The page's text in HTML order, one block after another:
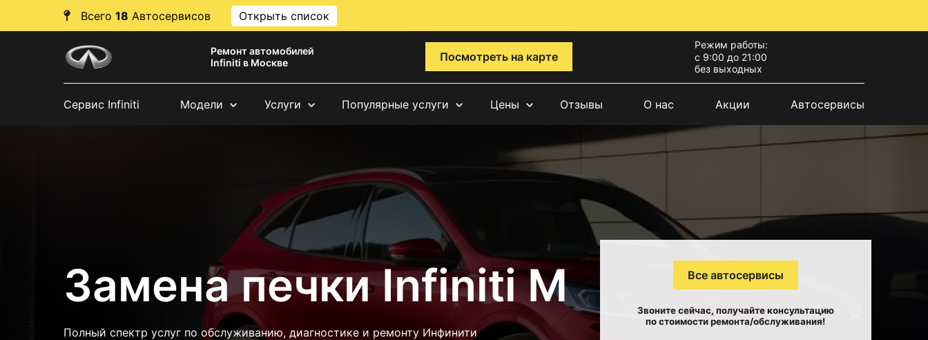
Всего 18 Автосервисов Открыть список
Ремонт автомобилей
Infiniti в Москве
Посмотреть на карте
Режим работы:
с 9:00 до 21:00
без выходных
Сервис Infiniti Модели Услуги Популярные услуги Цены Отзывы О нас Акции Автосервисы
Замена печки Infiniti M
Полный спектр услуг по обслуживанию, диагностике и ремонту Инфинити
Все автосервисы
Звоните сейчас, получайте консультацию
по стоимости ремонта/обслуживания!